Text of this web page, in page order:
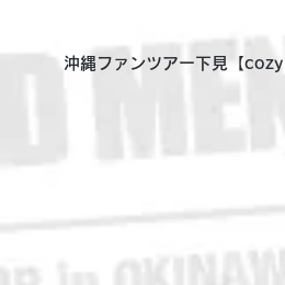
沖縄ファンツアー下見【cozy